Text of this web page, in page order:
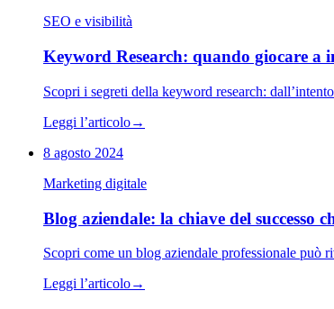
SEO e visibilità
Keyword Research: quando giocare a
Scopri i segreti della keyword research:
Leggi l’articolo→
8 agosto 2024
Marketing digitale
Blog aziendale: la chiave del successo
Scopri come un blog aziendale professionale può
Leggi l’articolo→